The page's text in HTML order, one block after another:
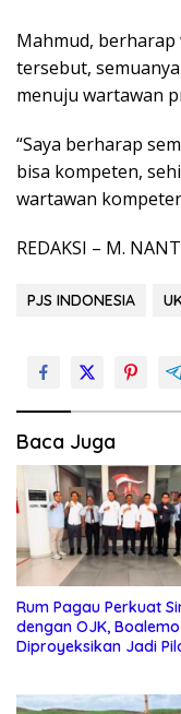
Mahmud, berharap
tersebut,
menuju wartawan
“Saya berharap
bisa kompeten,
wartawan
REDAKSI – M.
PJS INDONESIA
Baca Juga
Rum Pagau Perkuat
dengan OJK, Boalemo
Diproyeksikan Jadi